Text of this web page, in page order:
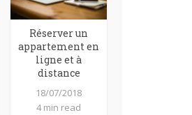
Réserver un
appartement en
ligne et à
distance
18/07/2018
4 min read